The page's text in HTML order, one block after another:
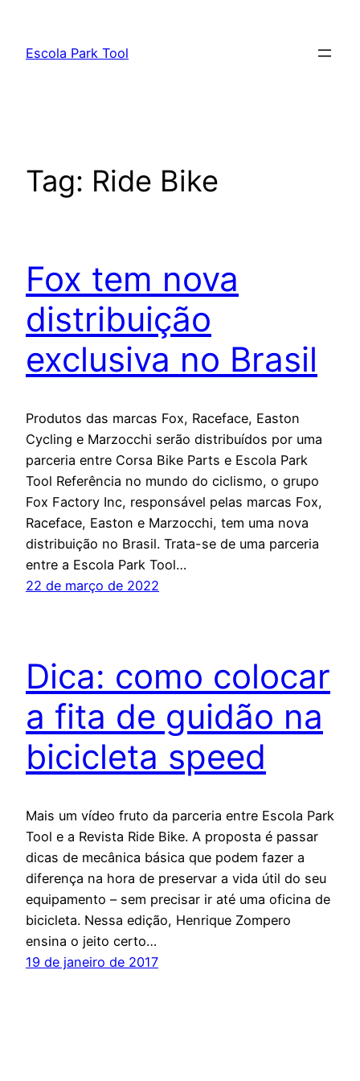
Escola Park Tool
Tag: Ride Bike
Fox tem nova
distribuição
exclusiva no Brasil
Produtos das marcas Fox, Raceface, Easton
Cycling e Marzocchi serão distribuídos por uma
parceria entre Corsa Bike Parts e Escola Park
Tool Referência no mundo do ciclismo, o grupo
Fox Factory Inc, responsável pelas marcas Fox,
Raceface, Easton e Marzocchi, tem uma nova
distribuição no Brasil. Trata-se de uma parceria
entre a Escola Park Tool…
22 de março de 2022
Dica: como colocar
a fita de guidão na
bicicleta speed
Mais um vídeo fruto da parceria entre Escola Park
Tool e a Revista Ride Bike. A proposta é passar
dicas de mecânica básica que podem fazer a
diferença na hora de preservar a vida útil do seu
equipamento – sem precisar ir até uma oficina de
bicicleta. Nessa edição, Henrique Zompero
ensina o jeito certo…
19 de janeiro de 2017